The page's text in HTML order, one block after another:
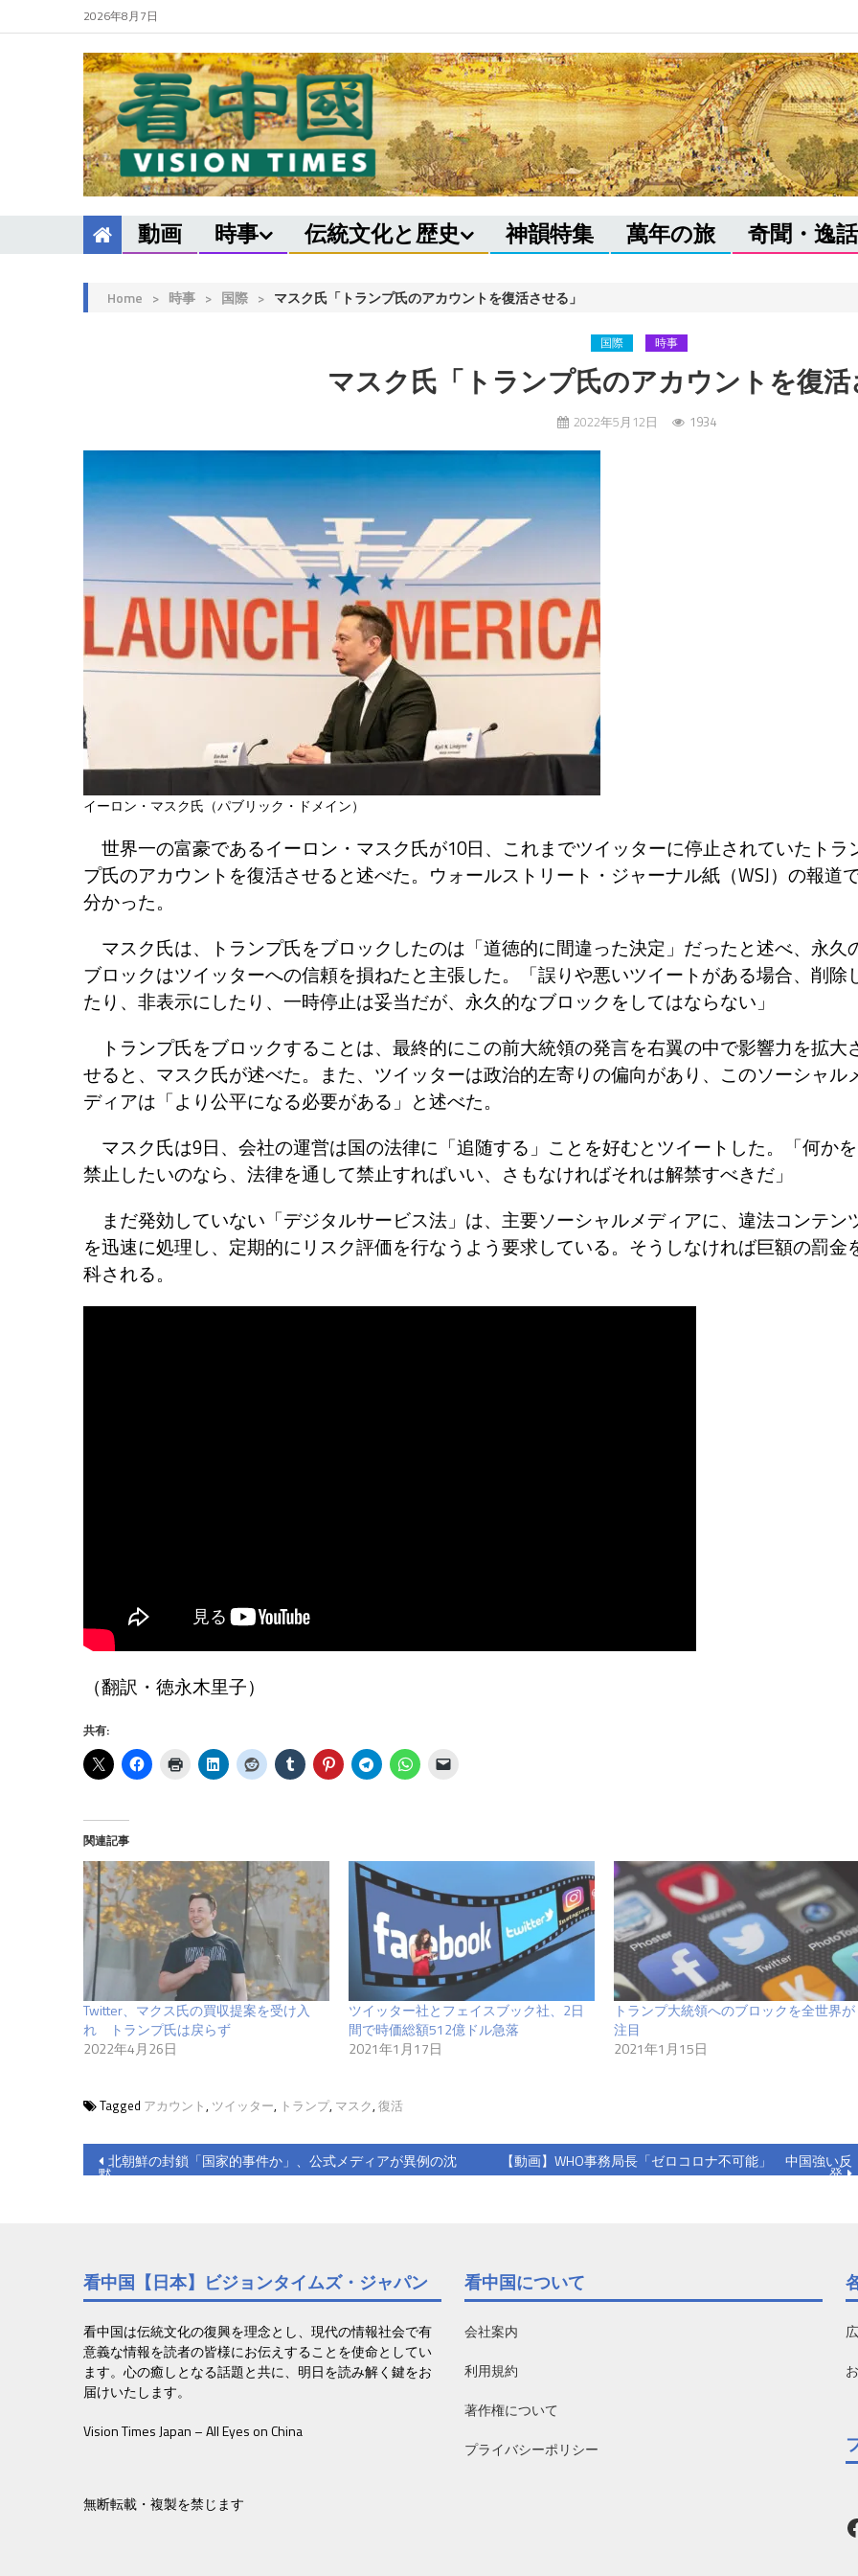
2026年8月7日
動画 時事 伝統文化と歴史 神韻特集 萬年の旅 奇聞・逸話
Home > 時事 > 国際 > マスク氏「トランプ氏のアカウントを復活させる」
国際 時事
マスク氏「トランプ氏のアカウントを復活
2022年5月12日 1934
イーロン・マスク氏（パブリック・ドメイン）
世界一の富豪であるイーロン・マスク氏が10日、これまでツイッターに停止されていたトラ
プ氏のアカウントを復活させると述べた。ウォールストリート・ジャーナル紙（WSJ）の報道
分かった。
マスク氏は、トランプ氏をブロックしたのは「道徳的に間違った決定」だったと述べ、永久
ブロックはツイッターへの信頼を損ねたと主張した。「誤りや悪いツイートがある場合、削除
たり、非表示にしたり、一時停止は妥当だが、永久的なブロックをしてはならない」
トランプ氏をブロックすることは、最終的にこの前大統領の発言を右翼の中で影響力を拡大
せると、マスク氏が述べた。また、ツイッターは政治的左寄りの偏向があり、このソーシャル
ディアは「より公平になる必要がある」と述べた。
マスク氏は9日、会社の運営は国の法律に「追随する」ことを好むとツイートした。「何かを
禁止したいのなら、法律を通して禁止すればいい、さもなければそれは解禁すべきだ」
まだ発効していない「デジタルサービス法」は、主要ソーシャルメディアに、違法コンテン
を迅速に処理し、定期的にリスク評価を行なうよう要求している。そうしなければ巨額の罰金
科される。
（翻訳・徳永木里子）
共有:
関連記事
Twitter、マクス氏の買収提案を受け入
れ トランプ氏は戻らず
2022年4月26日
ツイッター社とフェイスブック社、2日
間で時価総額512億ドル急落
2021年1月17日
トランプ大統領へのブロックを全世界が
注目
2021年1月15日
Tagged アカウント, ツイッター, トランプ, マスク, 復活
投
ビ
ゲ
ー
シ
ョ
ン
北朝鮮の封鎖「国家的事件か」、公式メディアが異例の沈
黙
【動画】WHO事務局長「ゼロコロナ不可能」 中国強い反
発
看中国【日本】ビジョンタイムズ・ジャパン
看中国は伝統文化の復興を理念とし、現代の情報社会で有
意義な情報を読者の皆様にお伝えすることを使命としてい
ます。心の癒しとなる話題と共に、明日を読み解く鍵をお
届けいたします。
Vision Times Japan – All Eyes on China
無断転載・複製を禁じます
看中国について
会社案内
利用規約
著作権について
プライバシーポリシー